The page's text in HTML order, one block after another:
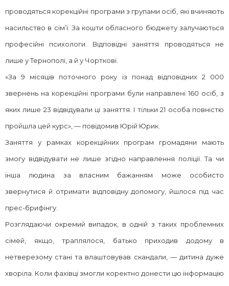
проводяться корекційні програми з групами осіб, які вчиняють
насильство в сім’ї. За кошти обласного бюджету залучаються
професійні психологи. Відповідні заняття проводяться не
лише у Тернополі, а й у Чорткові.
«За 9 місяців поточного року із понад відповідних 2 000
звернень на корекційні програми були направлені 160 осіб, з
яких лише 23 відвідували ці заняття. І тільки 21 особа повністю
пройшла цей курс», — повідомив Юрій Юрик.
Заняття у рамках корекційних програм громадяни мають
змогу відвідувати не лише згідно направлення поліції. Та чи
інша людина за власним бажанням може особисто
звернутися й отримати відповідну допомогу, йшлося під час
прес-брифінгу.
Розглядаючи окремий випадок, в одній з таких проблемних
сімей, якщо, траплялося, батько приходив додому в
нетверезому стані та влаштовував скандали, — дитина дуже
хворіла. Коли фахівці змогли коректно донести цю інформацію